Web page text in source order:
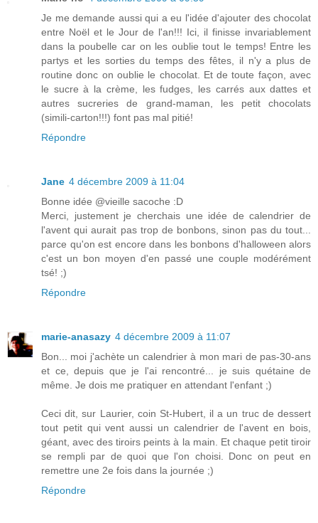
Je me demande aussi qui a eu l'idée d'ajouter des chocolat
entre Noël et le Jour de l'an!!! Ici, il finisse invariablement
dans la poubelle car on les oublie tout le temps! Entre les
partys et les sorties du temps des fêtes, il n'y a plus de
routine donc on oublie le chocolat. Et de toute façon, avec
le sucre à la crème, les fudges, les carrés aux dattes et
autres sucreries de grand-maman, les petit chocolats
(simili-carton!!!) font pas mal pitié!
Répondre
Jane 4 décembre 2009 à 11:04
Bonne idée @vieille sacoche :D
Merci, justement je cherchais une idée de calendrier de
l'avent qui aurait pas trop de bonbons, sinon pas du tout...
parce qu'on est encore dans les bonbons d'halloween alors
c'est un bon moyen d'en passé une couple modérément
tsé! ;)
Répondre
marie-anasazy 4 décembre 2009 à 11:07
Bon... moi j'achète un calendrier à mon mari de pas-30-ans
et ce, depuis que je l'ai rencontré... je suis quétaine de
même. Je dois me pratiquer en attendant l'enfant ;)
Ceci dit, sur Laurier, coin St-Hubert, il a un truc de dessert
tout petit qui vent aussi un calendrier de l'avent en bois,
géant, avec des tiroirs peints à la main. Et chaque petit tiroir
se rempli par de quoi que l'on choisi. Donc on peut en
remettre une 2e fois dans la journée ;)
Répondre